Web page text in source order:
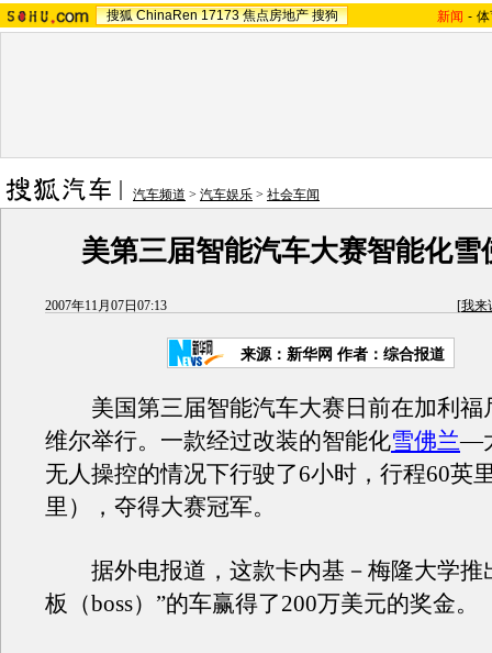
搜狐 ChinaRen 17173 焦点房地产 搜狗 新闻 -
汽车频道 > 汽车娱乐 > 社会车闻
美第三届智能汽车大赛智能化雪
2007年11月07日07:13 [我来
来源：新华网 作者：综合报道
美国第三届智能汽车大赛日前在加利福
维尔举行。一款经过改装的智能化雪佛兰—
无人操控的情况下行驶了6小时，行程60英
里），夺得大赛冠军。
据外电报道，这款卡内基－梅隆大学推
板（boss）”的车赢得了200万美元的奖金。